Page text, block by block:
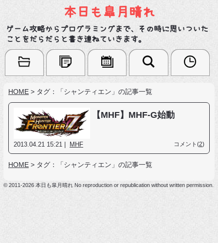
本日も皐月晴れ
ゲーム攻略からプログラミングまで、その時に思いついた
ことをだらだらと書き連ねていきます。
HOME > タグ：「シャンティエン」の記事一覧
【MHF】MHF-G始動
2013.04.21 15:21 | MHF コメント(2)
HOME > タグ：「シャンティエン」の記事一覧
© 2011-2026 本日も皐月晴れ No reproduction or republication without written permission.